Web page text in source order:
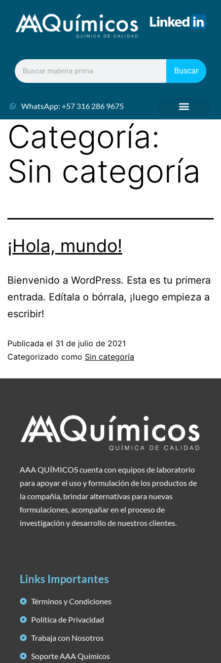
Buscar
WhatsApp: +57 316 286 9675
Categoría:
Sin categoría
¡Hola, mundo!
Bienvenido a WordPress. Esta es tu primera
entrada. Edítala o bórrala, ¡luego empieza a
escribir!
Publicada el 31 de julio de 2021
Categorizado como Sin categoría
AAA QUÍMICOS cuenta con equipos de laboratorio
para apoyar el uso y formulación de los productos de
la compañía, brindar alternativas para nuevas
formulaciones, acompañar en el proceso de
investigación y desarrollo de nuestros clientes.
Links Importantes
Términos y Condiciones
Política de Privacidad
Trabaja con Nosotros
Soporte AAA Químicos